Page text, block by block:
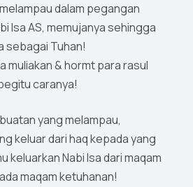
dalam pegangan
Isa AS, memujanya sehingga
sebagai Tuhan!
muliakan & hormt para rasul
caranya!
yang melampau,
keluar dari haq kepada yang
keluarkan Nabi Isa dari maqam
maqam ketuhanan!